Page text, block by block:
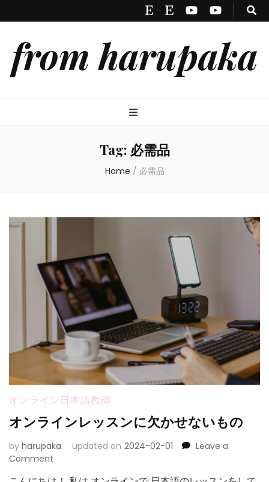
from harupaka
Tag: 必需品
Home / 必需品
オンライン日本語教師
オンラインレッスンに欠かせないもの
by harupaka updated on 2024-02-01
Leave a
Comment